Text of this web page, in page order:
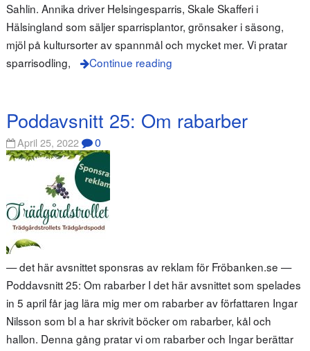
Sahlin. Annika driver Helsingesparris, Skale Skafferi i
Hälsingland som säljer sparrisplantor, grönsaker i säsong,
mjöl på kultursorter av spannmål och mycket mer. Vi pratar
sparrisodling,
Continue reading
Poddavsnitt 25: Om rabarber
April 25, 2022 0
— det här avsnittet sponsras av reklam för Fröbanken.se —
Poddavsnitt 25: Om rabarber I det här avsnittet som spelades
in 5 april får jag lära mig mer om rabarber av författaren Ingar
Nilsson som bl a har skrivit böcker om rabarber, kål och
hallon. Denna gång pratar vi om rabarber och Ingar berättar